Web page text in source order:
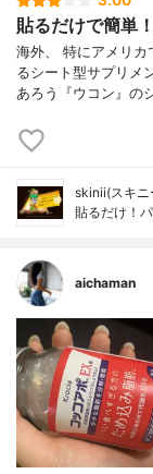
貼るだけで簡単
海外、 特にアメリ
るシート型サプリメ
あろう『ウコン』の
skinii(スキニ
貼るだけ！
aichaman